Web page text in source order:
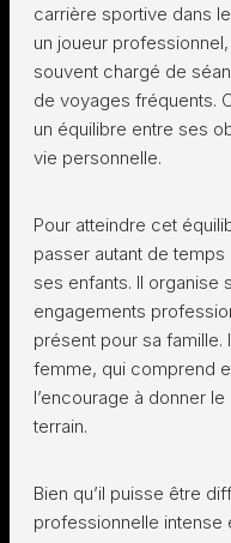
carrière sportive dans
un joueur
souvent chargé de
de voyages fréquents.
un équilibre entre ses
vie personnelle.
Pour atteindre cet
passer autant de
ses enfants. Il organise
engagements
présent pour sa famille.
femme, qui comprend
l’encourage à donner
terrain.
Bien qu’il puisse être
professionnelle intense